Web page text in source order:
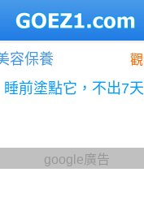
容保養
前塗點它，不出7
google廣告